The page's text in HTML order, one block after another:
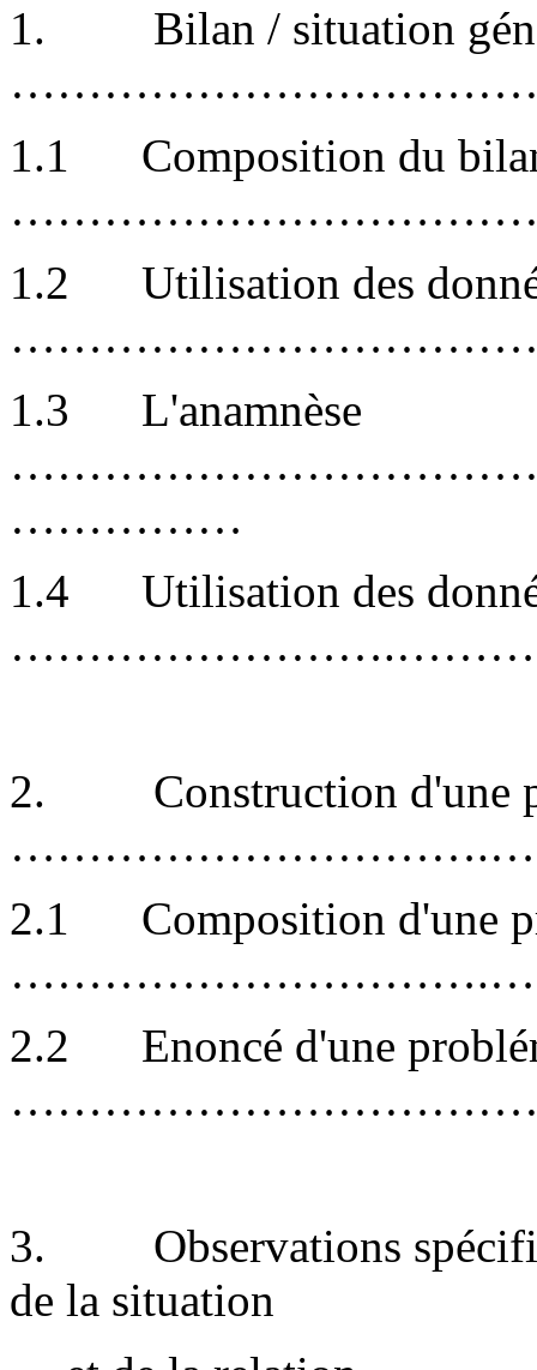
1.
Bilan / situation
1.1
Composition du
1.2
Utilisation des
1.3
L'anamnèse
……………
1.4
Utilisation des
2.
Construction d'une
2.1
Composition d'une
2.2
Enoncé d'une
3.
Observations
de la situation